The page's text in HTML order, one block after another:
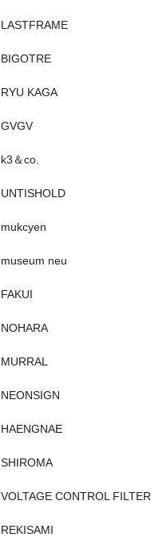
LASTFRAME
BIGOTRE
RYU KAGA
GVGV
k3＆co.
UNTISHOLD
mukcyen
museum neu
FAKUI
NOHARA
MURRAL
NEONSIGN
HAENGNAE
SHIROMA
VOLTAGE CONTROL FILTER
REKISAMI